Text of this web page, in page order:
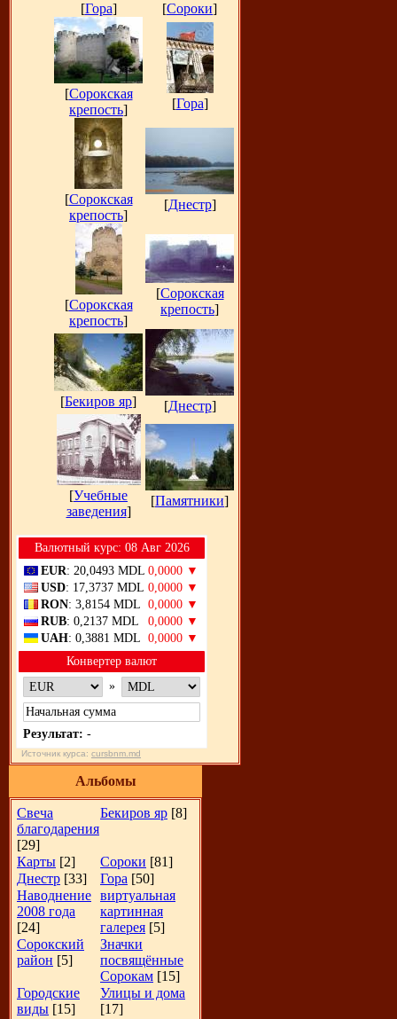
[Гора] [Сороки]
[Сорокская
крепость] [Гора]
[Сорокская
крепость]
[Днестр]
[Сорокская
крепость]
[Сорокская
крепость]
[Бекиров яр] [Днестр]
[Учебные
заведения]
[Памятники]
Bалютный курс: 08 Авг 2026
EUR: 20,0493 MDL 0,0000 ▼
USD: 17,3737 MDL 0,0000 ▼
RON: 3,8154 MDL 0,0000 ▼
RUB: 0,2137 MDL
0,0000 ▼
UAH: 0,3881 MDL 0,0000 ▼
Конвертер валют
»
Результат: -
Источник курса: cursbnm.md
Альбомы
Свеча
благодарения
[29]
Бекиров яр [8]
Карты [2] Сороки [81]
Днестр [33] Гора [50]
Наводнение
2008 года
[24]
виртуальная
картинная
галерея [5]
Сорокский
район [5]
Значки
посвящённые
Сорокам [15]
Городские
виды [15]
Улицы и дома
[17]